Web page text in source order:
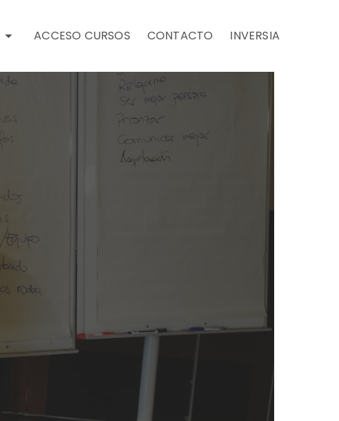
ACCESO CURSOS CONTACTO INVERSIA